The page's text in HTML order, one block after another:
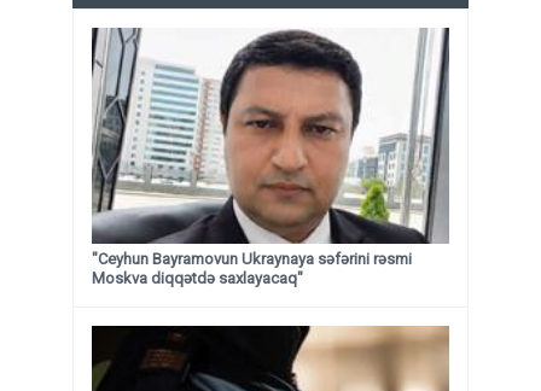
"Ceyhun Bayramovun Ukraynaya səfərini rəsmi
Moskva diqqətdə saxlayacaq"